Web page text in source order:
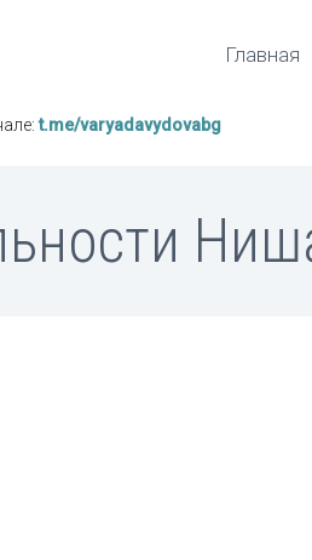
Главная
t.me/varyadavydovabg